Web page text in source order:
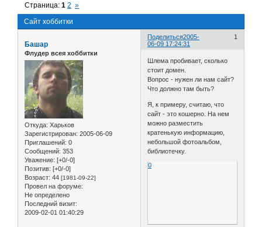
Сайт хоббитки
Страница:1 2 »
Поделиться 1
2005-
06-09 17:24:31
Башар
Флудер всея хоббитки
Откуда: Харьков
Зарегистрирован: 2005-06-09
Приглашений: 0
Сообщений: 353
Уважение: [+0/-0]
Позитив: [+0/-0]
Возраст: 44 [1981-09-22]
Провел на форуме:
Не определено
Последний визит:
2009-02-01 01:40:29
Шлема пробивает, сколько
стоит домен.
Вопрос - нужен ли нам сайт?
Что должно там быть?
Я, к примеру, считаю, что
сайт - это кошерно. На нем
можно разместить
кратенькую информацию,
небольшой фотоальбом,
библиотечку.
0